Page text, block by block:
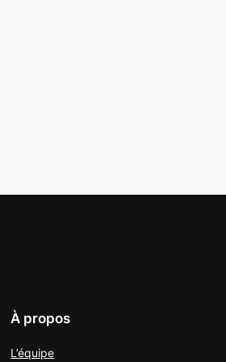
À propos
L’équipe